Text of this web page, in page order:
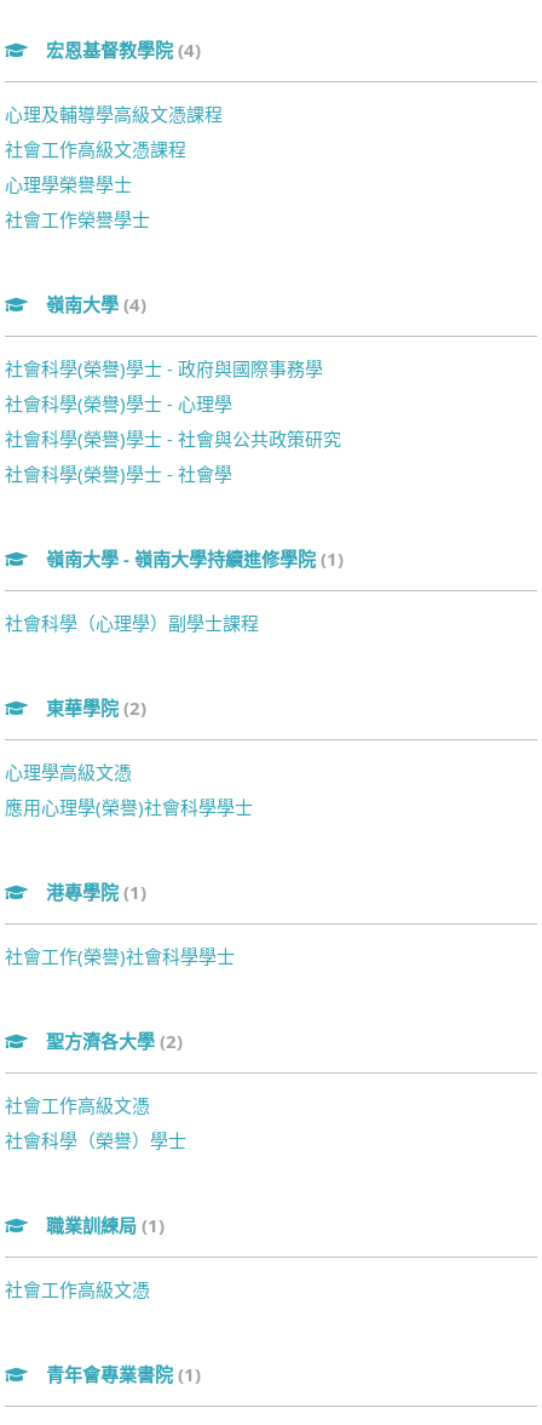
宏恩基督教學院 (4)
心理及輔導學高級文憑課程
社會工作高級文憑課程
心理學榮譽學士
社會工作榮譽學士
嶺南大學 (4)
社會科學(榮譽)學士 - 政府與國際事務學
社會科學(榮譽)學士 - 心理學
社會科學(榮譽)學士 - 社會與公共政策研究
社會科學(榮譽)學士 - 社會學
嶺南大學 - 嶺南大學持續進修學院 (1)
社會科學（心理學）副學士課程
東華學院 (2)
心理學高級文憑
應用心理學(榮譽)社會科學學士
港專學院 (1)
社會工作(榮譽)社會科學學士
聖方濟各大學 (2)
社會工作高級文憑
社會科學（榮譽）學士
職業訓練局 (1)
社會工作高級文憑
青年會專業書院 (1)